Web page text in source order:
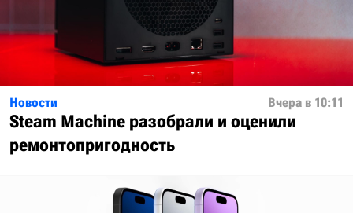
Новости Вчера в 10:11
Steam Machine разобрали и оценили
ремонтопригодность